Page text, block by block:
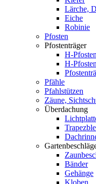
Lärche,
Eiche
Robinie
Pfosten
Pfostenträger
H-
H-
Pfähle
Pfahlstützen
Zäune,
Überdachung
Bänder
Gehänge
Kloben